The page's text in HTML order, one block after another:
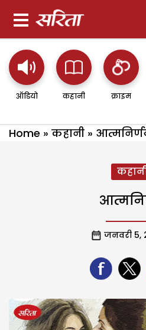
ऑडियो कहानी क्राइम
Home » कहानी »
जनवरी 5,